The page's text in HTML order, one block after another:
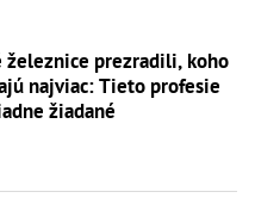
železnice prezradili, koho
najviac: Tieto profesie
žiadané